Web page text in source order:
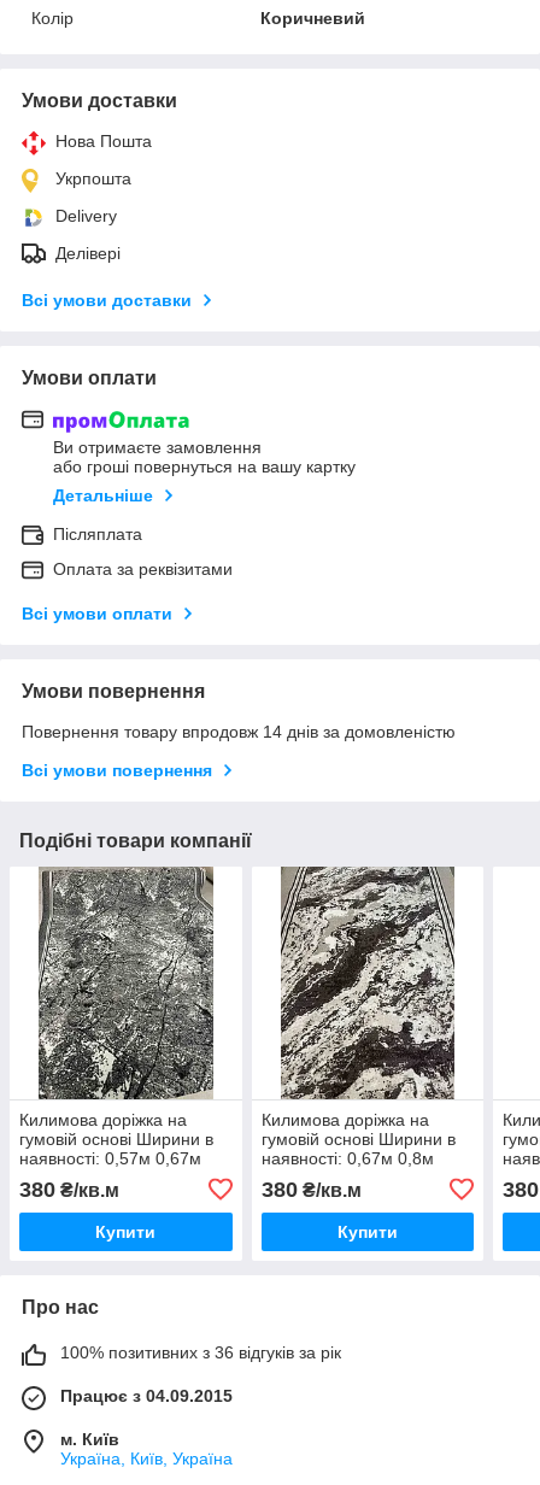
Колір
Коричневий
Умови доставки
Нова Пошта
Укрпошта
Delivery
Делівері
Всі умови доставки
Умови оплати
Ви отримаєте замовлення
або гроші повернуться на вашу картку
Детальніше
Післяплата
Оплата за реквізитами
Всі умови оплати
Умови повернення
Повернення товару впродовж 14 днів за домовленістю
Всі умови повернення
Подібні товари компанії
Килимова доріжка на
гумовій основі Ширини в
наявності: 0,57м 0,67м
0,80м 1м 1,2м 1,5м 2м 3м
4м
380 ₴/кв.м
Купити
Килимова доріжка на
гумовій основі Ширини в
наявності: 0,67м 0,8м
380₴/кв.м
Купити
3м
380
Про нас
100% позитивних з 36 відгуків за рік
Працює з 04.09.2015
м. Київ
Україна, Київ, Україна